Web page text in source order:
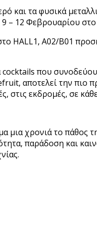
και τα φυσικά
9 – 12 Φεβρουαρίου
HALL1, A02/B01
που
αποτελεί την
στις εκδρομές, σε
μια χρονιά το πάθος
παράδοση και